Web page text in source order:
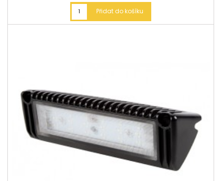
Přidat do košíku